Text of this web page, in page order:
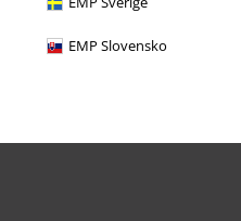
EMP Slovensko